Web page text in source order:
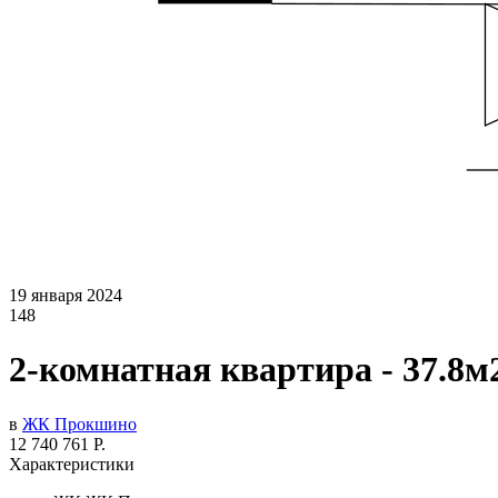
19 января 2024
148
2-комнатная квартира -
в ЖК Прокшино
12 740 761 Р.
Характеристики